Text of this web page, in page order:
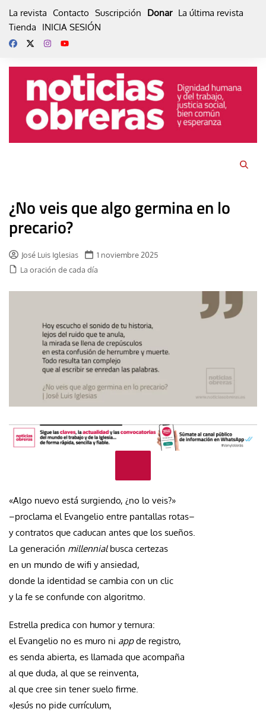
La revista Contacto Suscripción Donar La última revista
Tienda
INICIA SESIÓN
¿No veis que algo germina en lo
precario?
José Luis Iglesias
1 noviembre 2025
La oración de cada día
«Algo nuevo está surgiendo, ¿no lo veis?»
–proclama el Evangelio entre pantallas rotas–
y contratos que caducan antes que los sueños.
La generación millennialbusca certezas
en un mundo de wifi y ansiedad,
donde la identidad se cambia con un clic
y la fe se confunde con algoritmo.
Estrella predica con humor y ternura:
el Evangelio no es muro ni appde registro,
es senda abierta, es llamada que acompaña
al que duda, al que se reinventa,
al que cree sin tener suelo firme.
«Jesús no pide currículum,